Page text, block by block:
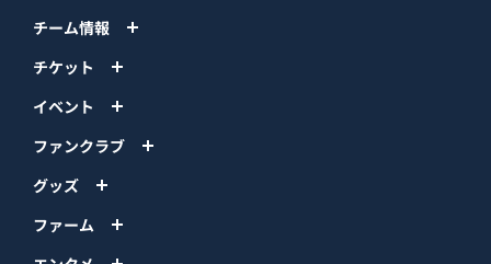
チーム情報
チケット
イベント
ファンクラブ
グッズ
ファーム